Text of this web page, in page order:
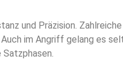
und Präzision.
im Angriff gelang es
Satzphasen.